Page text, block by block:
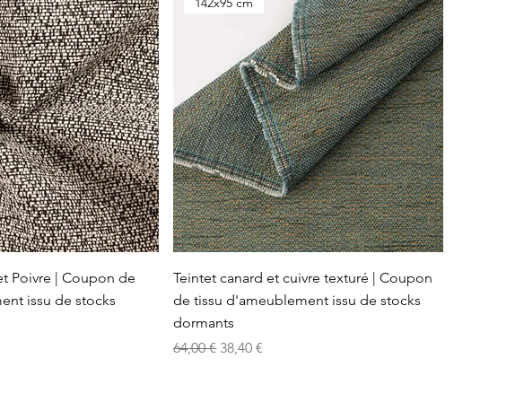
Poivre | Coupon de
issu de stocks
Teintet canard et cuivre texturé | Coupon
de tissu d'ameublement issu de stocks
dormants
Prix original
64,00 € Prix promotionnel
38,40 €